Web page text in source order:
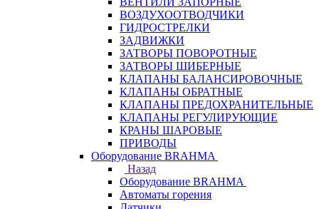
ВОЗДУХООТВОДЧИКИ
ГИДРОСТРЕЛКИ
ЗАДВИЖКИ
ЗАТВОРЫ ПОВОРОТНЫЕ
ЗАТВОРЫ ШИБЕРНЫЕ
КЛАПАНЫ БАЛАНСИРОВОЧНЫЕ
КЛАПАНЫ ОБРАТНЫЕ
КЛАПАНЫ ПРЕДОХРАНИТЕЛЬНЫЕ
КЛАПАНЫ РЕГУЛИРУЮЩИЕ
КРАНЫ ШАРОВЫЕ
ПРИВОДЫ
Оборудование BRAHMA
Назад
Оборудование BRAHMA
Автоматы горения